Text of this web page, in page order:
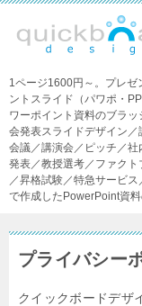
1ページ1600円～。プレゼ
ントスライド（パワポ・
ワーポイント資料のブラ
会発表スライドデザイン
会議／講演会／ピッチ／
発表／教授選考／ファク
／昇格試験／特急サービ
で作成したPowerPoint資
プライバシー
クイックボードデザ